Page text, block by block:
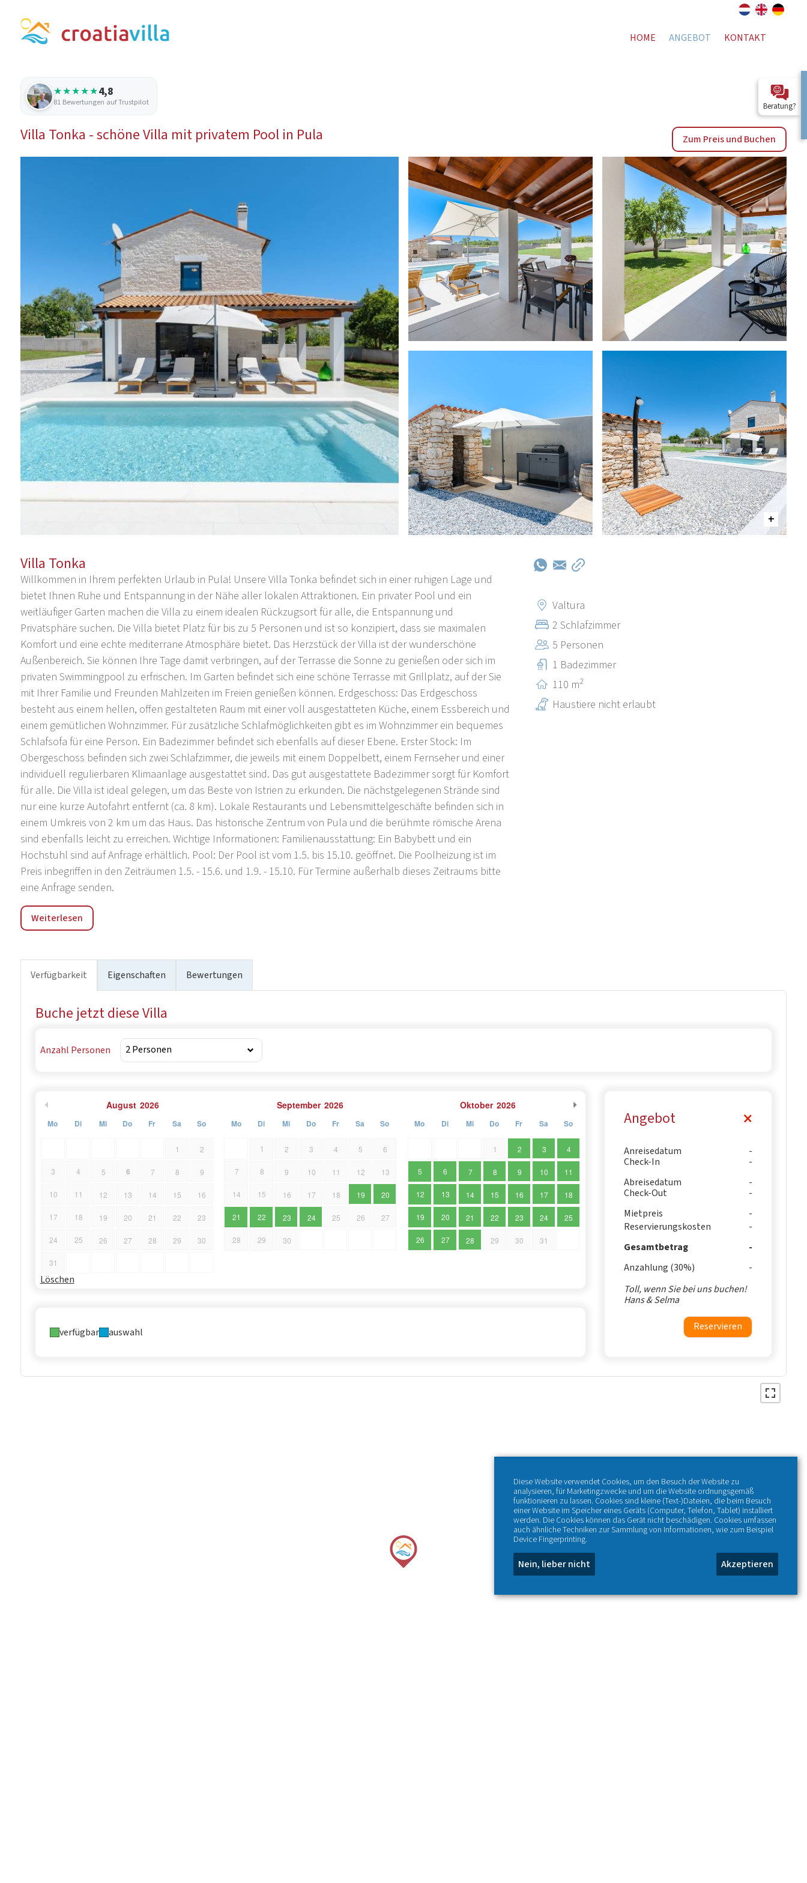
HOME ANGEBOT KONTAKT
★★★★★4,8
81 Bewertungen auf Trustpilot
Villa Tonka - schöne Villa mit privatem Pool in Pula Zum Preis und Buchen
Villa Tonka
Willkommen in Ihrem perfekten Urlaub in Pula! Unsere Villa Tonka befindet sich in einer ruhigen Lage und
bietet Ihnen Ruhe und Entspannung in der Nähe aller lokalen Attraktionen. Ein privater Pool und ein
weitläufiger Garten machen die Villa zu einem idealen Rückzugsort für alle, die Entspannung und
Privatsphäre suchen. Die Villa bietet Platz für bis zu 5 Personen und ist so konzipiert, dass sie maximalen
Komfort und eine echte mediterrane Atmosphäre bietet. Das Herzstück der Villa ist der wunderschöne
Außenbereich. Sie können Ihre Tage damit verbringen, auf der Terrasse die Sonne zu genießen oder sich im
privaten Swimmingpool zu erfrischen. Im Garten befindet sich eine schöne Terrasse mit Grillplatz, auf der Sie
mit Ihrer Familie und Freunden Mahlzeiten im Freien genießen können. Erdgeschoss: Das Erdgeschoss
besteht aus einem hellen, offen gestalteten Raum mit einer voll ausgestatteten Küche, einem Essbereich und
einem gemütlichen Wohnzimmer. Für zusätzliche Schlafmöglichkeiten gibt es im Wohnzimmer ein bequemes
Schlafsofa für eine Person. Ein Badezimmer befindet sich ebenfalls auf dieser Ebene. Erster Stock: Im
Obergeschoss befinden sich zwei Schlafzimmer, die jeweils mit einem Doppelbett, einem Fernseher und einer
individuell regulierbaren Klimaanlage ausgestattet sind. Das gut ausgestattete Badezimmer sorgt für Komfort
für alle. Die Villa ist ideal gelegen, um das Beste von Istrien zu erkunden. Die nächstgelegenen Strände sind
nur eine kurze Autofahrt entfernt (ca. 8 km). Lokale Restaurants und Lebensmittelgeschäfte befinden sich in
einem Umkreis von 2 km um das Haus. Das historische Zentrum von Pula und die berühmte römische Arena
sind ebenfalls leicht zu erreichen. Wichtige Informationen: Familienausstattung: Ein Babybett und ein
Hochstuhl sind auf Anfrage erhältlich. Pool: Der Pool ist vom 1.5. bis 15.10. geöffnet. Die Poolheizung ist im
Preis inbegriffen in den Zeiträumen 1.5. - 15.6. und 1.9. - 15.10. Für Termine außerhalb dieses Zeitraums bitte
eine Anfrage senden.
Valtura
Weiterlesen
Valtura
2 Schlafzimmer
5 Personen
1 Badezimmer
110 m2
Haustiere nicht erlaubt
Verfügbarkeit Eigenschaften Bewertungen
Buche jetzt diese Villa
Anzahl Personen
August 2026
Mo Di Mi Do Fr Sa So
1 2
3 4 5 6 7 8 9
10 11 12 13 14 15 16
17 18 19 20 21 22 23
24 25 26 27 28 29 30
31
September 2026
Mo Di Mi Do Fr Sa So
1 2 3 4 5 6
7 8 9 10 11 12 13
14 15 16 17 18 19 20
21 22 23 24 25 26 27
28 29 30
Oktober 2026
Mo Di Mi Do Fr Sa So
1 2 3 4
5 6 7 8 9 10 11
12 13 14 15 16 17 18
19 20 21 22 23 24 25
26 27 28 29 30 31
Löschen
verfügbar auswahl
Angebot
Anreisedatum
Check-In
Abreisedatum
Check-Out
Mietpreis
Reservierungskosten
Gesamtbetrag
Anzahlung (30%)
Toll, wenn Sie bei uns buchen!
Hans & Selma
Reservieren
Diese Website verwendet Cookies, um den Besuch der Website zu
analysieren, für Marketingzwecke und um die Website ordnungsgemäß
funktionieren zu lassen. Cookies sind kleine (Text-)Dateien, die beim Besuch
einer Website im Speicher eines Geräts (Computer, Telefon, Tablet) installiert
werden. Die Cookies können das Gerät nicht beschädigen. Cookies umfassen
auch ähnliche Techniken zur Sammlung von Informationen, wie zum Beispiel
Device Fingerprinting.
Nein, lieber nicht Akzeptieren
Beratung?